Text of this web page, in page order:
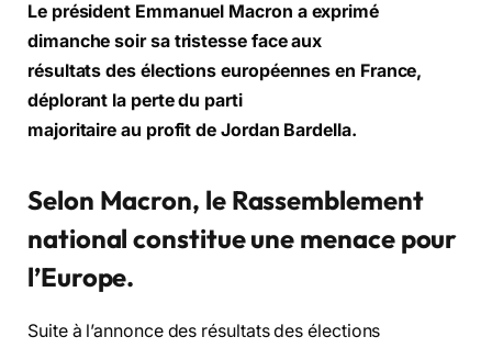
Le président Emmanuel Macron a exprimé
dimanche soir sa tristesse face aux
résultats des élections européennes en France,
déplorant la perte du parti
majoritaire au profit de Jordan Bardella.
Selon Macron, le Rassemblement
national constitue une menace pour
l’Europe.
Suite à l’annonce des résultats des élections